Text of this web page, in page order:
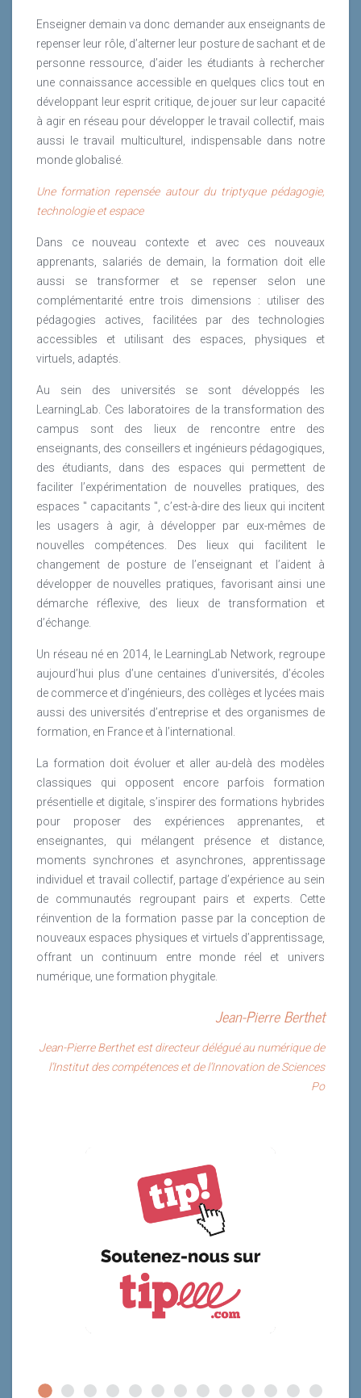
Enseigner demain va donc demander aux enseignants de
repenser leur rôle, d’alterner leur posture de sachant et de
personne ressource, d’aider les étudiants à rechercher
une connaissance accessible en quelques clics tout en
développant leur esprit critique, de jouer sur leur capacité
à agir en réseau pour développer le travail collectif, mais
aussi le travail multiculturel, indispensable dans notre
monde globalisé.
Une formation repensée autour du triptyque pédagogie,
technologie et espace
Dans ce nouveau contexte et avec ces nouveaux
apprenants, salariés de demain, la formation doit elle
aussi se transformer et se repenser selon une
complémentarité entre trois dimensions : utiliser des
pédagogies actives, facilitées par des technologies
accessibles et utilisant des espaces, physiques et
virtuels, adaptés.
Au sein des universités se sont développés les
LearningLab. Ces laboratoires de la transformation des
campus sont des lieux de rencontre entre des
enseignants, des conseillers et ingénieurs pédagogiques,
des étudiants, dans des espaces qui permettent de
faciliter l’expérimentation de nouvelles pratiques, des
espaces " capacitants ", c’est-à-dire des lieux qui incitent
les usagers à agir, à développer par eux-mêmes de
nouvelles compétences. Des lieux qui facilitent le
changement de posture de l’enseignant et l’aident à
développer de nouvelles pratiques, favorisant ainsi une
démarche réflexive, des lieux de transformation et
d’échange.
Un réseau né en 2014, le LearningLab Network, regroupe
aujourd’hui plus d’une centaines d’universités, d’écoles
de commerce et d’ingénieurs, des collèges et lycées mais
aussi des universités d’entreprise et des organismes de
formation, en France et à l’international.
La formation doit évoluer et aller au-delà des modèles
classiques qui opposent encore parfois formation
présentielle et digitale, s’inspirer des formations hybrides
pour proposer des expériences apprenantes, et
enseignantes, qui mélangent présence et distance,
moments synchrones et asynchrones, apprentissage
individuel et travail collectif, partage d’expérience au sein
de communautés regroupant pairs et experts. Cette
réinvention de la formation passe par la conception de
nouveaux espaces physiques et virtuels d’apprentissage,
offrant un continuum entre monde réel et univers
numérique, une formation phygitale.
Jean-Pierre Berthet
Jean-Pierre Berthet est directeur délégué au numérique de
l’Institut des compétences et de l’Innovation de Sciences
Po